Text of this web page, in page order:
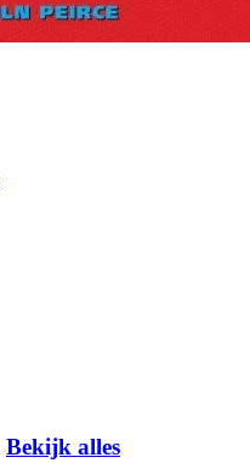
Bekijk alles